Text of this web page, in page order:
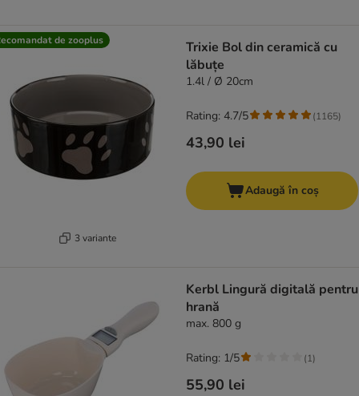
de zooplus
3 variante
Trixie Bol din ceramică cu
lăbuțe
1.4l / Ø 20cm
43,90 lei
Rating: 4.7/5 (1165)
Adaugă în coș
Kerbl Lingură digitală pentru
hrană
max. 800 g
55,90 lei
Rating: 1/5 (1)